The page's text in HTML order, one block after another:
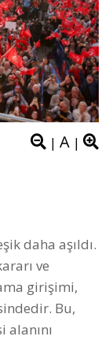
| A |
daha aşıldı.
ve
girişimi,
Bu,